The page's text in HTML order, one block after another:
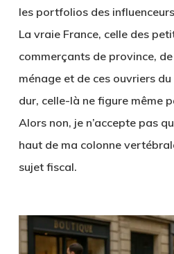
les portfolios des
La vraie France, celle des
commerçants de province,
ménage et de ces ouvriers
dur, celle-là ne figure même
Alors non, je n’accepte pas
haut de ma colonne
sujet fiscal.